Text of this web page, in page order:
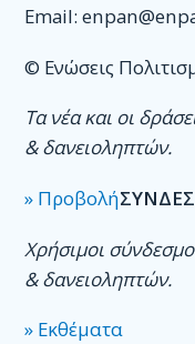
Email:
© Ενώσεις
Τα νέα και οι
& δανειοληπτών.
» Προβολή
Χρήσιμοι
& δανειοληπτών.
» Εκθέματα